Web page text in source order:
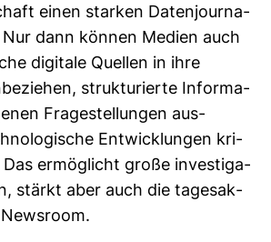
einen starken Daten­jour­na­
dann können Medien auch
digi­tale Quellen in ihre
struk­tu­rierte Infor­ma­
Fra­ge­stel­lungen aus­
Ent­wick­lungen kri­
ermög­licht große inves­ti­ga­
stärkt aber auch die tages­ak­